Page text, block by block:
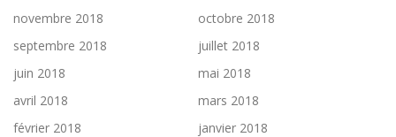
novembre 2018
octobre 2018
septembre 2018
juillet 2018
juin 2018
mai 2018
avril 2018
mars 2018
février 2018
janvier 2018